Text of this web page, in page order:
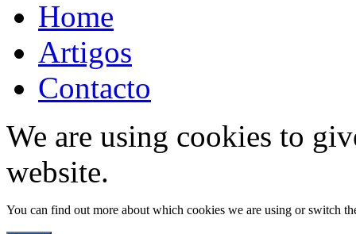
Home
Artigos
Contacto
We are using cookies to
website.
You can find out more about which cookies we are using or switch